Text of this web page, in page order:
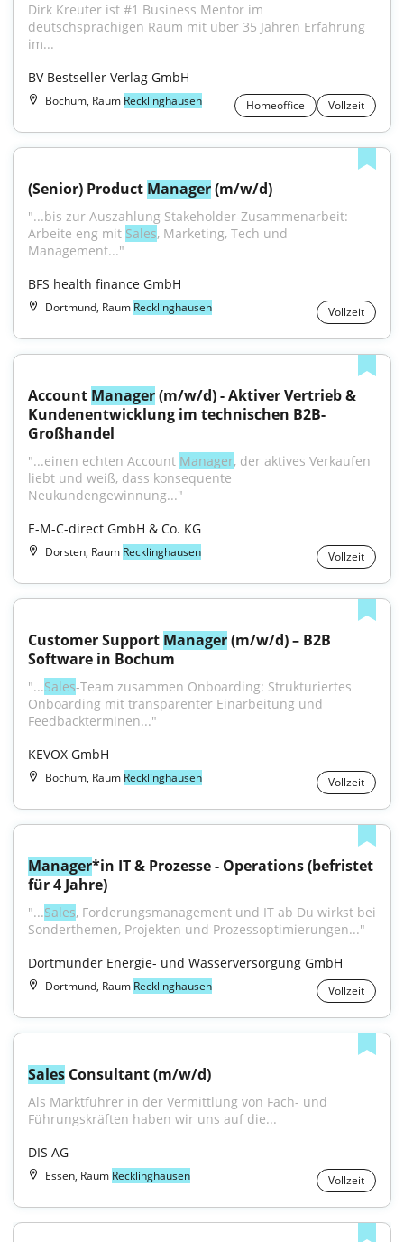
Dirk Kreuter ist #1 Business Mentor im
deutschsprachigen Raum mit über 35 Jahren Erfahrung
im...
BV Bestseller Verlag GmbH
Bochum, Raum Recklinghausen Homeoffice Vollzeit
(Senior) Product Manager (m/w/d)
"...bis zur Auszahlung Stakeholder-Zusammenarbeit:
Arbeite eng mit Sales, Marketing, Tech und
Management..."
BFS health finance GmbH
Dortmund, Raum Recklinghausen Vollzeit
Account Manager (m/w/d) - Aktiver Vertrieb &
Kundenentwicklung im technischen B2B-
Großhandel
"...einen echten Account Manager, der aktives Verkaufen
liebt und weiß, dass konsequente
Neukundengewinnung..."
E-M-C-direct GmbH & Co. KG
Dorsten, Raum Recklinghausen Vollzeit
Customer Support Manager (m/w/d) – B2B
Software in Bochum
"...Sales-Team zusammen Onboarding: Strukturiertes
Onboarding mit transparenter Einarbeitung und
Feedbackterminen..."
KEVOX GmbH
Bochum, Raum Recklinghausen Vollzeit
Manager*in IT & Prozesse - Operations (befristet
für 4 Jahre)
"...Sales, Forderungsmanagement und IT ab Du wirkst bei
Sonderthemen, Projekten und Prozessoptimierungen..."
Dortmunder Energie- und Wasserversorgung GmbH
Dortmund, Raum Recklinghausen Vollzeit
Sales Consultant (m/w/d)
Als Marktführer in der Vermittlung von Fach- und
Führungskräften haben wir uns auf die...
DIS AG
Essen, Raum Recklinghausen Vollzeit